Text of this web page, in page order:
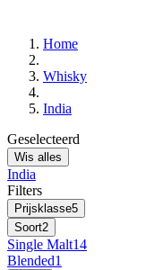
Home
Whisky
India
Geselecteerd
Wis alles
India
Filters
Prijsklasse5
Soort2
Single Malt14
Blended1